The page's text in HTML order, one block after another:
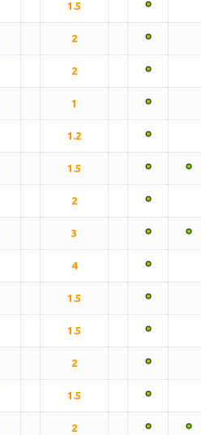
1.5
2
2
1
1.2
1.5
2
3
4
1.5
1.5
2
1.5
2